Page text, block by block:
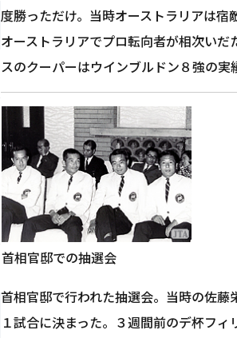
度勝っただけ。当時オーストラリアは宿
オーストラリアでプロ転向者が相次い
スのクーパーはウインブルドン８強の実
首相官邸での抽選会
首相官邸で行われた抽選会。当時の佐
１試合に決まった。３週間前のデ杯フ